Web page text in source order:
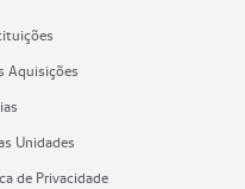
Aquisições
Unidades
de Privacidade